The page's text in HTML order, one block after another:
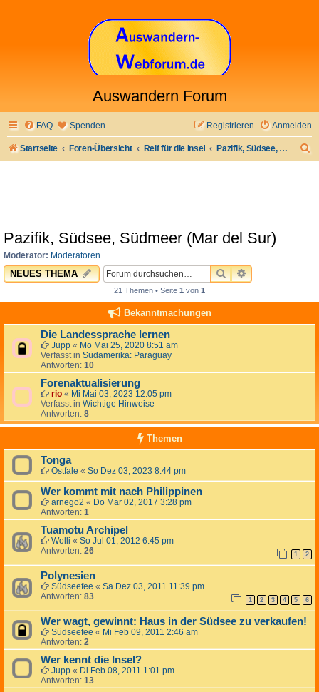
Auswandern Forum
FAQ Spenden Anmelden
Registrieren
Startseite Foren-Übersicht Reif für die Insel Pazifik, Südsee, Südmeer (Mar del Sur)
Pazifik, Südsee, Südmeer (Mar del Sur)
Moderator: Moderatoren
NEUES THEMA SUCHEERWEITERTE
21 Themen • Seite 1 von 1
Bekanntmachungen
Die Landessprache lernen
Jupp « Mo Mai 25, 2020 8:51 am
Verfasst in Südamerika: Paraguay
Antworten: 10
Forenaktualisierung
rio « Mi Mai 03, 2023 12:05 pm
Verfasst in Wichtige Hinweise
Antworten: 8
Themen
Tonga
Ostfale « So Dez 03, 2023 8:44 pm
Wer kommt mit nach Philippinen
arnego2 « Do Mär 02, 2017 3:28 pm
Antworten: 1
Tuamotu Archipel
Wolli « So Jul 01, 2012 6:45 pm
Antworten: 26 1 2
Polynesien
Südseefee « Sa Dez 03, 2011 11:39 pm
Antworten: 83 1 2 3 4 5 6
Wer wagt, gewinnt: Haus in der Südsee zu verkaufen!
Südseefee « Mi Feb 09, 2011 2:46 am
Antworten: 2
Wer kennt die Insel?
Jupp « Di Feb 08, 2011 1:01 pm
Antworten: 13